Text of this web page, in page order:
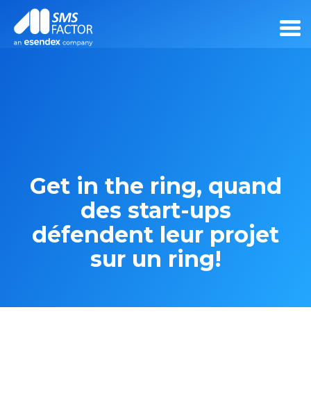
Get in the ring, quand
des start-ups
défendent leur projet
sur un ring!